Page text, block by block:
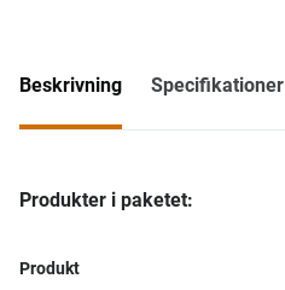
Beskrivning Specifikationer
Produkter i paketet:
Produkt